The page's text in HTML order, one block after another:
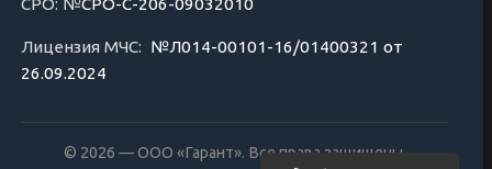
СРО: №СРО-С-206-09032010
Лицензия МЧС: №Л014-00101-16/01400321 от
26.09.2024
© 2026 — ООО «Гарант». Все права защищены.